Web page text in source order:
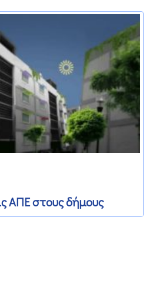
ΑΠΕ στους δήμους